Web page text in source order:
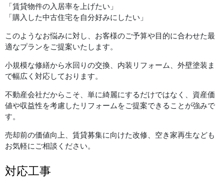
「賃貸物件の入居率を上げたい」
「購入した中古住宅を自分好みにしたい」
このようなお悩みに対し、お客様のご予算や目的に合わせた最
適なプランをご提案いたします。
小規模な修繕から水回りの交換、内装リフォーム、外壁塗装ま
で幅広く対応しております。
不動産会社だからこそ、単に綺麗にするだけではなく、資産価
値や収益性を考慮したリフォームをご提案できることが強みで
す。
売却前の価値向上、賃貸募集に向けた改修、空き家再生なども
お気軽にご相談ください。
対応工事